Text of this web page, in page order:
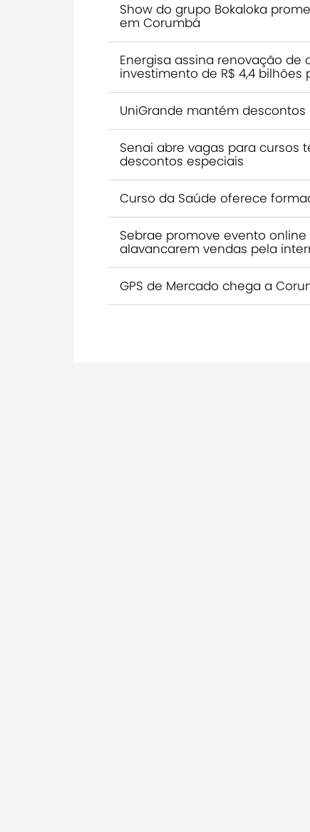
Show do grupo Bokaloka
em Corumbá
Energisa assina renovação de
investimento de R$ 4,4
UniGrande mantém
Senai abre vagas para cursos
descontos especiais
Curso da Saúde oferece
Sebrae promove evento
alavancarem vendas pela
GPS de Mercado chega a